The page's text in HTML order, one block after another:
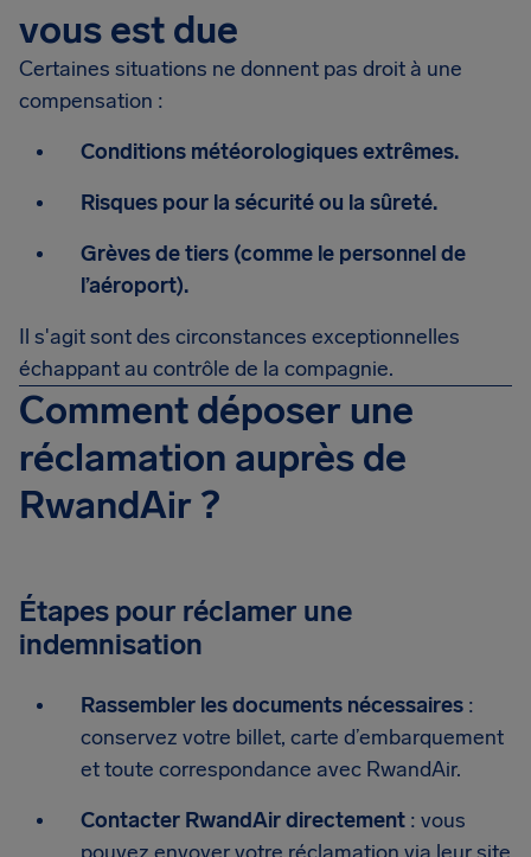
vous est due
Certaines situations ne donnent pas droit à une
compensation :
Conditions météorologiques extrêmes.
Risques pour la sécurité ou la sûreté.
Grèves de tiers (comme le personnel de
l’aéroport).
Il s'agit sont des circonstances exceptionnelles
échappant au contrôle de la compagnie.
Comment déposer une
réclamation auprès de
RwandAir ?
Étapes pour réclamer une
indemnisation
Rassembler les documents nécessaires :
conservez votre billet, carte d’embarquement
et toute correspondance avec RwandAir.
Contacter RwandAir directement : vous